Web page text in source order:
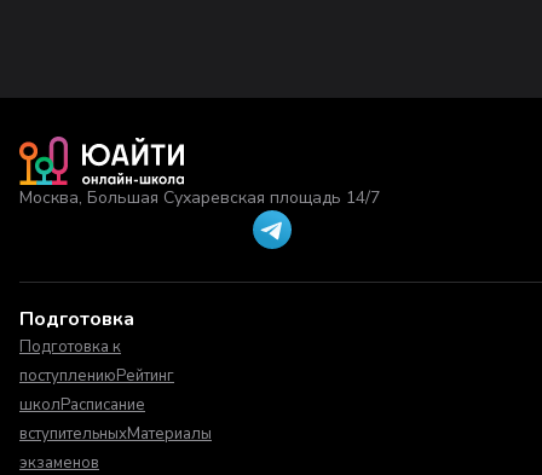
Москва, Большая Сухаревская площадь 14/7
Подготовка
Подготовка к
поступлениюРейтинг
школРасписание
вступительныхМатериалы
экзаменов